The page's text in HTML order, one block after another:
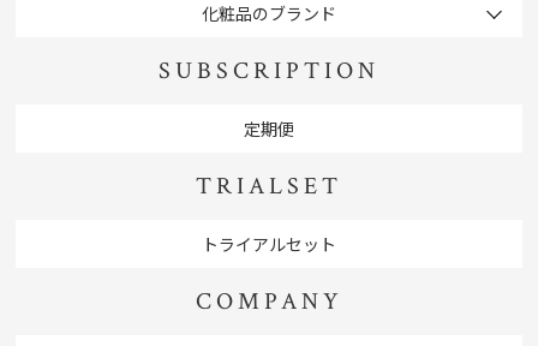
化粧品のブランド
SUBSCRIPTION
定期便
TRIALSET
トライアルセット
COMPANY